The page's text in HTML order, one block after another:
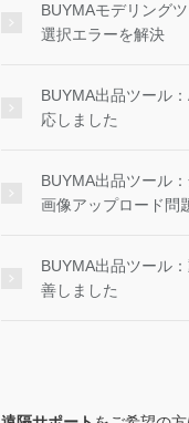
BUYMAモデリング
選択エラーを解決
BUYMA出品ツール
応しました
BUYMA出品ツール
画像アップロード問
BUYMA出品ツール
善しました